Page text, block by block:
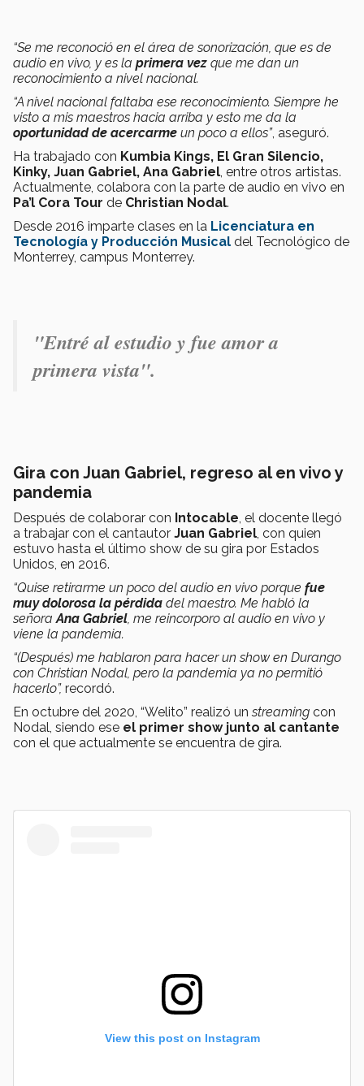
“Se me reconoció en el área de sonorización, que es de
audio en vivo, y es la primera vez que me dan un
reconocimiento a nivel nacional.
“A nivel nacional faltaba ese reconocimiento. Siempre he
visto a mis maestros hacia arriba y esto me da la
oportunidad de acercarme un poco a ellos”, aseguró.
Ha trabajado con Kumbia Kings, El Gran Silencio,
Kinky, Juan Gabriel, Ana Gabriel, entre otros artistas.
Actualmente, colabora con la parte de audio en vivo en
Pa’l Cora Tour de Christian Nodal.
Desde 2016 imparte clases en la Licenciatura en
Tecnología y Producción Musical del Tecnológico de
Monterrey, campus Monterrey.
"Entré al estudio y fue amor a
primera vista".
Gira con Juan Gabriel, regreso al en vivo y
pandemia
Después de colaborar con Intocable, el docente llegó
a trabajar con el cantautor Juan Gabriel, con quien
estuvo hasta el último show de su gira por Estados
Unidos, en 2016.
“Quise retirarme un poco del audio en vivo porque fue
muy dolorosa la pérdida del maestro. Me habló la
señoraAna Gabriel, me reincorporo al audio en vivo y
viene la pandemia.
“(Después) me hablaron para hacer un show en Durango
con Christian Nodal, pero la pandemia ya no permitió
hacerlo”, recordó.
En octubre del 2020, “Welito” realizó unstreaming con
Nodal, siendo ese el primer show junto al cantante
con el que actualmente se encuentra de gira.
View this post on Instagram